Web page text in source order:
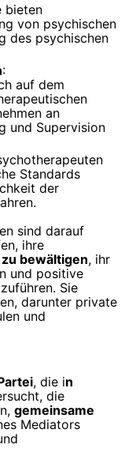
bieten
von psychischen
des psychischen
:
auf dem
an
und Supervision
Standards
der
sind darauf
ihre
bewältigen, ihr
und positive
Sie
darunter private
und
, die in
die
gemeinsame
Mediators